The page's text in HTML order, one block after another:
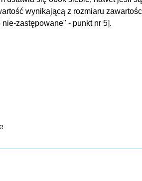
wynikającą z rozmiaru
zastępowane" - punkt nr 5].